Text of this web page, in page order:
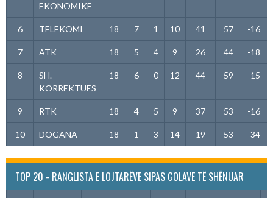
EKONOMIKE
6 TELEKOMI 18 7 1 10 41 57 -16
7 ATK 18 5 4 9 26 44 -18
8
SH.
KORREKTUES
18 6 0 12 44 59 -15
9 RTK 18 4 5 9 37 53 -16
10 DOGANA 18 1 3 14 19 53 -34
TOP 20 - RANGLISTA E LOJTARËVE SIPAS GOLAVE TË SHËNUAR